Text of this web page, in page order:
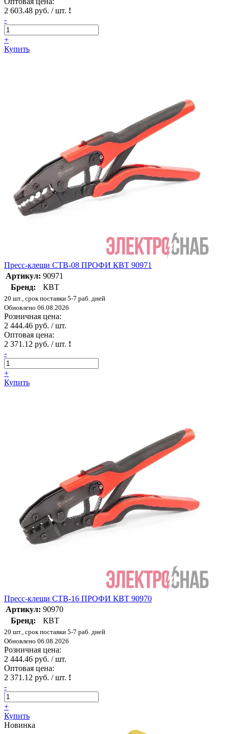
2 603.48 руб. / шт. !
-
+
Купить
Пресс-клещи CTВ-08 ПРОФИ КВТ 90971
Артикул: 90971
Бренд:
КВТ
20 шт., срок поставки 5-7 раб. дней
Обновлено 06.08.2026
Розничная цена:
2 444.46 руб. / шт.
Оптовая цена:
2 371.12 руб. / шт. !
-
+
Купить
Пресс-клещи CTВ-16 ПРОФИ КВТ 90970
Артикул: 90970
Бренд:
КВТ
20 шт., срок поставки 5-7 раб. дней
Обновлено 06.08.2026
Розничная цена:
2 444.46 руб. / шт.
Оптовая цена:
2 371.12 руб. / шт. !
-
+
Купить
Новинка